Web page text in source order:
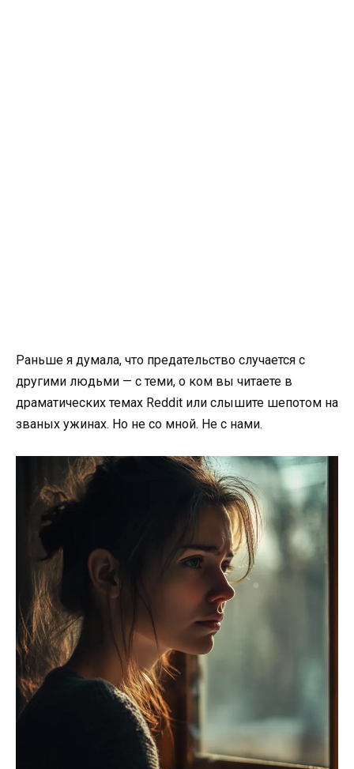
Раньше я думала, что предательство случается с
другими людьми — с теми, о ком вы читаете в
драматических темах Reddit или слышите шепотом на
званых ужинах. Но не со мной. Не с нами.